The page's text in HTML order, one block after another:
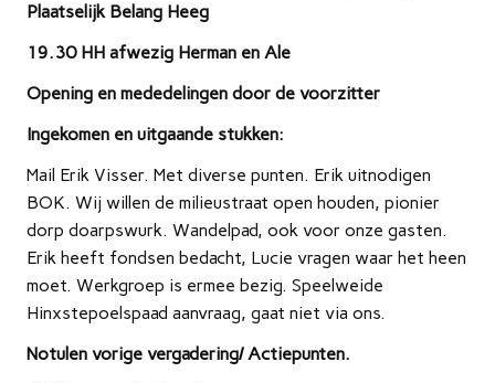
Plaatselijk Belang Heeg
19.30 HH afwezig Herman en Ale
Opening en mededelingen door de voorzitter
Ingekomen en uitgaande stukken:
Mail Erik Visser. Met diverse punten. Erik uitnodigen
BOK. Wij willen de milieustraat open houden, pionier
dorp doarpswurk. Wandelpad, ook voor onze gasten.
Erik heeft fondsen bedacht, Lucie vragen waar het heen
moet. Werkgroep is ermee bezig. Speelweide
Hinxstepoelspaad aanvraag, gaat niet via ons.
Notulen vorige vergadering/ Actiepunten.